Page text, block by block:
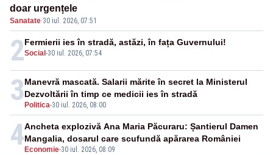
doar urgențele
Sanatate·30 iul. 2026, 07:51
2Social -30 iul. 2026, 07:54
Fermierii ies în stradă, astăzi, în fața Guvernului!
3 Politica-30 iul. 2026, 08:00
Manevră mascată. Salarii mărite în secret la Ministerul
Dezvoltării în timp ce medicii ies în stradă
4 Economie-30 iul. 2026, 08:09
Ancheta explozivă Ana Maria Păcuraru: Șantierul Damen
Mangalia, dosarul care scufundă apărarea României